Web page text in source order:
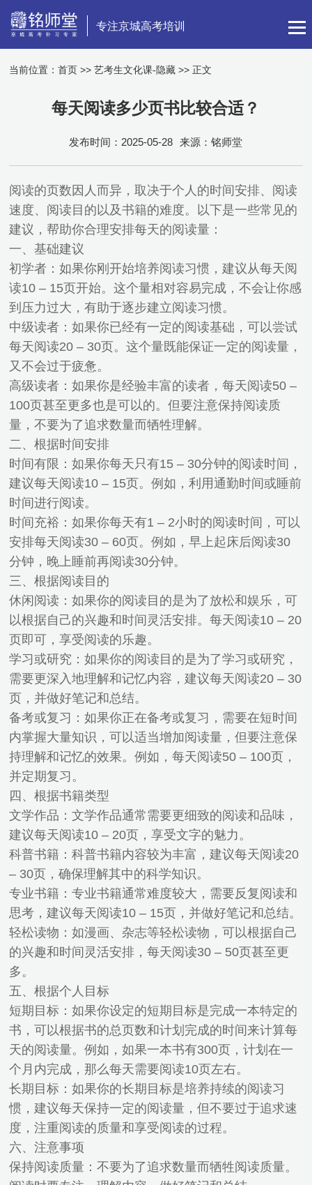
专注京城高考培训
当前位置：首页 >>艺考生文化课-隐藏 >> 正文
每天阅读多少页书比较合适？
发布时间：2025-05-28 来源：铭师堂
阅读的页数因人而异，取决于个人的时间安排、阅读
速度、阅读目的以及书籍的难度。以下是一些常见的
建议，帮助你合理安排每天的阅读量：
一、基础建议
初学者：如果你刚开始培养阅读习惯，建议从每天阅
读10 – 15页开始。这个量相对容易完成，不会让你感
到压力过大，有助于逐步建立阅读习惯。
中级读者：如果你已经有一定的阅读基础，可以尝试
每天阅读20 – 30页。这个量既能保证一定的阅读量，
又不会过于疲惫。
高级读者：如果你是经验丰富的读者，每天阅读50 –
100页甚至更多也是可以的。但要注意保持阅读质
量，不要为了追求数量而牺牲理解。
二、根据时间安排
时间有限：如果你每天只有15 – 30分钟的阅读时间，
建议每天阅读10 – 15页。例如，利用通勤时间或睡前
时间进行阅读。
时间充裕：如果你每天有1 – 2小时的阅读时间，可以
安排每天阅读30 – 60页。例如，早上起床后阅读30
分钟，晚上睡前再阅读30分钟。
三、根据阅读目的
休闲阅读：如果你的阅读目的是为了放松和娱乐，可
以根据自己的兴趣和时间灵活安排。每天阅读10 – 20
页即可，享受阅读的乐趣。
学习或研究：如果你的阅读目的是为了学习或研究，
需要更深入地理解和记忆内容，建议每天阅读20 – 30
页，并做好笔记和总结。
备考或复习：如果你正在备考或复习，需要在短时间
内掌握大量知识，可以适当增加阅读量，但要注意保
持理解和记忆的效果。例如，每天阅读50 – 100页，
并定期复习。
四、根据书籍类型
文学作品：文学作品通常需要更细致的阅读和品味，
建议每天阅读10 – 20页，享受文字的魅力。
科普书籍：科普书籍内容较为丰富，建议每天阅读20
– 30页，确保理解其中的科学知识。
专业书籍：专业书籍通常难度较大，需要反复阅读和
思考，建议每天阅读10 – 15页，并做好笔记和总结。
轻松读物：如漫画、杂志等轻松读物，可以根据自己
的兴趣和时间灵活安排，每天阅读30 – 50页甚至更
多。
五、根据个人目标
短期目标：如果你设定的短期目标是完成一本特定的
书，可以根据书的总页数和计划完成的时间来计算每
天的阅读量。例如，如果一本书有300页，计划在一
个月内完成，那么每天需要阅读10页左右。
长期目标：如果你的长期目标是培养持续的阅读习
惯，建议每天保持一定的阅读量，但不要过于追求速
度，注重阅读的质量和享受阅读的过程。
六、注意事项
保持阅读质量：不要为了追求数量而牺牲阅读质量。